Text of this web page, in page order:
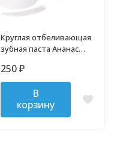
Круглая отбеливающая
зубная паста Ананас
250 ₽
В
корзину